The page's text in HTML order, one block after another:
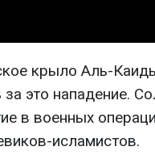
крыло Аль-
за это нападение.
в военных
исламистов.